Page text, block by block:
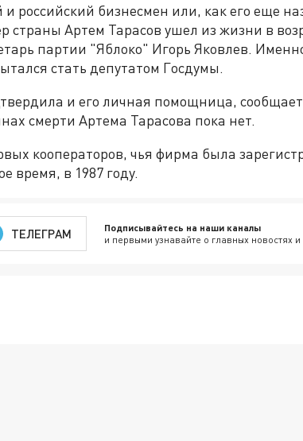
и российский бизнесмен или, как его еще
страны Артем Тарасов ушел из жизни в
партии "Яблоко" Игорь Яковлев.
стать депутатом Госдумы.
и его личная помощница, сообщает
смерти Артема Тарасова пока нет.
кооператоров, чья фирма была
время, в 1987 году.
ТЕЛЕГРАМ Подписывайтесь на наши каналы
и первыми узнавайте о главных новостях